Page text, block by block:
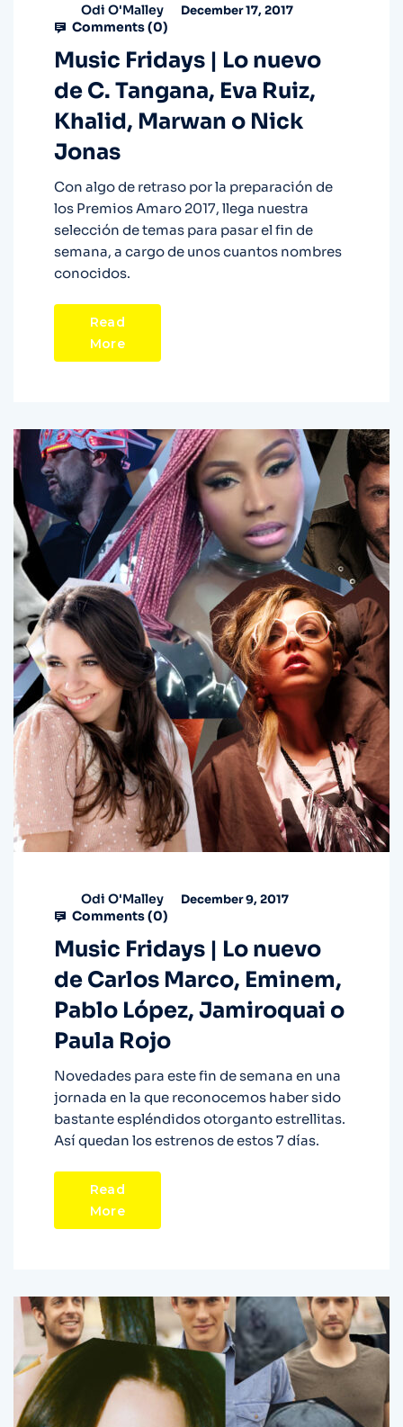
Odi O'Malley December 17, 2017
Comments (0)
Music Fridays | Lo nuevo
de C. Tangana, Eva Ruiz,
Khalid, Marwan o Nick
Jonas
Con algo de retraso por la preparación de
los Premios Amaro 2017, llega nuestra
selección de temas para pasar el fin de
semana, a cargo de unos cuantos nombres
conocidos.
Read
More
Odi O'Malley December 9, 2017
Comments (0)
Music Fridays | Lo nuevo
de Carlos Marco, Eminem,
Pablo López, Jamiroquai o
Paula Rojo
Novedades para este fin de semana en una
jornada en la que reconocemos haber sido
bastante espléndidos otorganto estrellitas.
Así quedan los estrenos de estos 7 días.
Read
More